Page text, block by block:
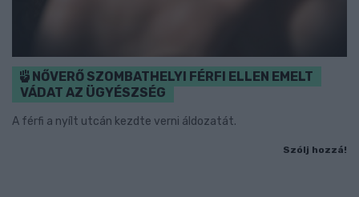
NŐVERŐ SZOMBATHELYI FÉRFI ELLEN EMELT
VÁDAT AZ ÜGYÉSZSÉG
A férfi a nyílt utcán kezdte verni áldozatát.
Szólj hozzá!